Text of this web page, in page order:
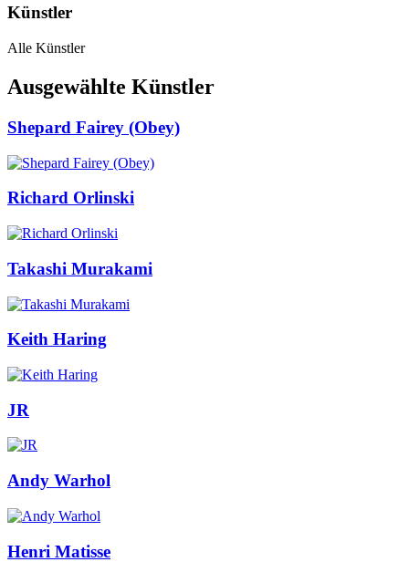
Künstler
Alle Künstler
Ausgewählte Künstler
Shepard Fairey (Obey)
Richard Orlinski
Takashi Murakami
Keith Haring
JR
Andy Warhol
Henri Matisse